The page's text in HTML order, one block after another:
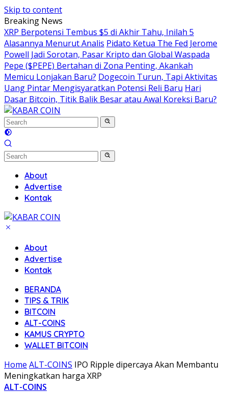
Skip to content
Breaking News
XRP Berpotensi Tembus $5 di Akhir Tahu, Inilah 5
Alasannya Menurut Analis Pidato Ketua The Fed Jerome
Powell Jadi Sorotan, Pasar Kripto dan Global Waspada
Pepe ($PEPE) Bertahan di Zona Penting, Akankah
Memicu Lonjakan Baru? Dogecoin Turun, Tapi Aktivitas
Uang Pintar Mengisyaratkan Potensi Reli Baru Hari
Dasar Bitcoin, Titik Balik Besar atau Awal Koreksi Baru?
About
Advertise
Kontak
About
Advertise
Kontak
BERANDA
TIPS & TRIK
BITCOIN
ALT-COINS
KAMUS CRYPTO
WALLET BITCOIN
Home ALT-COINS IPO Ripple dipercaya Akan Membantu
Meningkatkan harga XRP
ALT-COINS